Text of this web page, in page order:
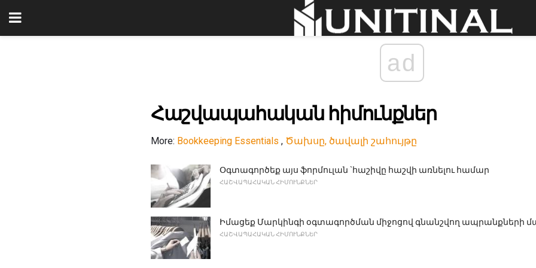
ad
Հաշվապահական հիմունքներ
More: Bookkeeping Essentials , Ծախսը, ծավալի շահույթը
Օգտագործեք այս ֆորմուլան `հաշիվը հաշվի առնելու համար
ՀԱՇՎԱՊԱՀԱԿԱՆ ՀԻՄՈՒՆՔՆԵՐ
Իմացեք Մարկինգի օգտագործման միջոցով գնանշվող ապրանքների
ՀԱՇՎԱՊԱՀԱԿԱՆ ՀԻՄՈՒՆՔՆԵՐ